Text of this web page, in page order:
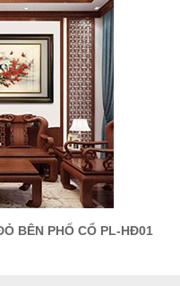
BÊN PHỐ CỔ PL-HĐ01